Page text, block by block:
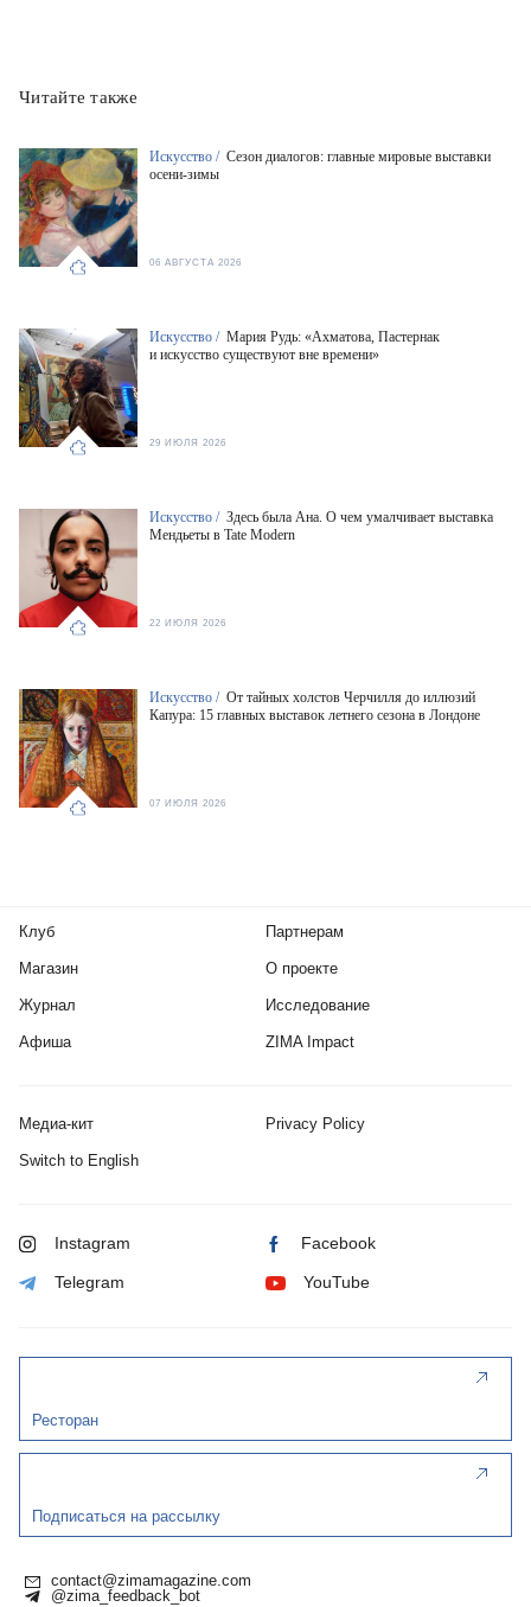
Читайте также
Искусство / Сезон диалогов: главные мировые выставки
осени-зимы
06 АВГУСТА 2026
Искусство / Мария Рудь: «Ахматова, Пастернак
и искусство существуют вне времени»
29 ИЮЛЯ 2026
Искусство / Здесь была Ана. О чем умалчивает выставка
Мендьеты в Tate Modern
22 ИЮЛЯ 2026
Искусство / От тайных холстов Черчилля до иллюзий
Капура: 15 главных выставок летнего сезона в Лондоне
07 ИЮЛЯ 2026
Клуб
Магазин
Журнал
Афиша
Партнерам
О проекте
Исследование
ZIMA Impact
Медиа-кит Privacy Policy
Switch to English
Instagram Facebook
Telegram YouTube
Ресторан
Подписаться на рассылку
contact@zimamagazine.com
@zima_feedback_bot